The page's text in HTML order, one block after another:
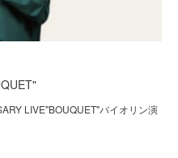
LIVE"BOUQUET"バイオリン演